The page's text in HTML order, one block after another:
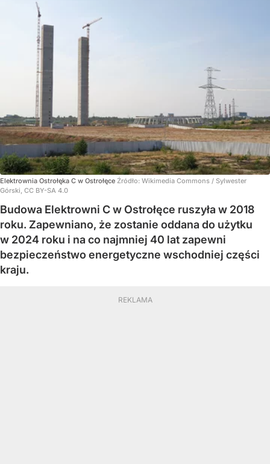
Elektrownia Ostrołęka C w Ostrołęce Źródło: Wikimedia Commons / Sylwester
Górski, CC BY-SA 4.0
Budowa Elektrowni C w Ostrołęce ruszyła w 2018
roku. Zapewniano, że zostanie oddana do użytku
w 2024 roku i na co najmniej 40 lat zapewni
bezpieczeństwo energetyczne wschodniej części
kraju.